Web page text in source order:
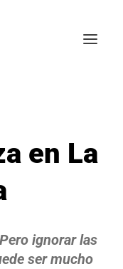
en La
ignorar las
ser mucho